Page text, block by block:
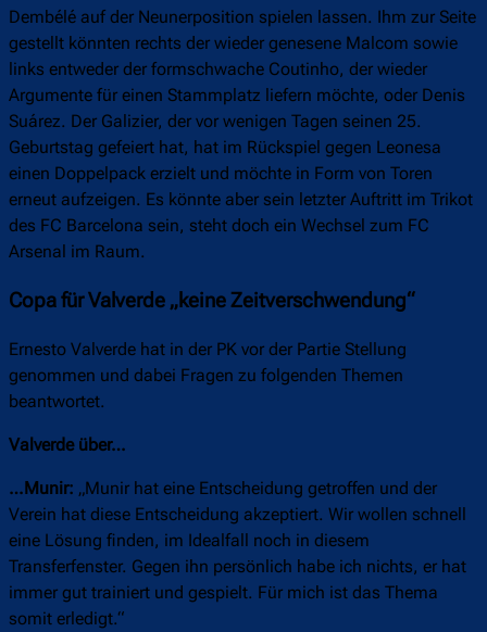
Dembélé auf der Neunerposition spielen lassen. Ihm zur Seite
gestellt könnten rechts der wieder genesene Malcom sowie
links entweder der formschwache Coutinho, der wieder
Argumente für einen Stammplatz liefern möchte, oder Denis
Suárez. Der Galizier, der vor wenigen Tagen seinen 25.
Geburtstag gefeiert hat, hat im Rückspiel gegen Leonesa
einen Doppelpack erzielt und möchte in Form von Toren
erneut aufzeigen. Es könnte aber sein letzter Auftritt im Trikot
des FC Barcelona sein, steht doch ein Wechsel zum FC
Arsenal im Raum.
Copa für Valverde „keine Zeitverschwendung“
Ernesto Valverde hat in der PK vor der Partie Stellung
genommen und dabei Fragen zu folgenden Themen
beantwortet.
Valverde über…
…Munir: „Munir hat eine Entscheidung getroffen und der
Verein hat diese Entscheidung akzeptiert. Wir wollen schnell
eine Lösung finden, im Idealfall noch in diesem
Transferfenster. Gegen ihn persönlich habe ich nichts, er hat
immer gut trainiert und gespielt. Für mich ist das Thema
somit erledigt.“